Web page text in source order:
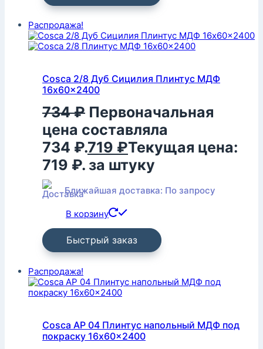
Распродажа!
Cosca 2/8 Дуб Сицилия Плинтус МДФ
16x60x2400
734₽ Первоначальная
цена составляла
734 ₽.719 ₽Текущая цена:
719 ₽. за штуку
Ближайшая доставка: По запросу
В корзину
Быстрый заказ
Распродажа!
Cosca AP 04 Плинтус напольный МДФ под
покраску 16x60x2400